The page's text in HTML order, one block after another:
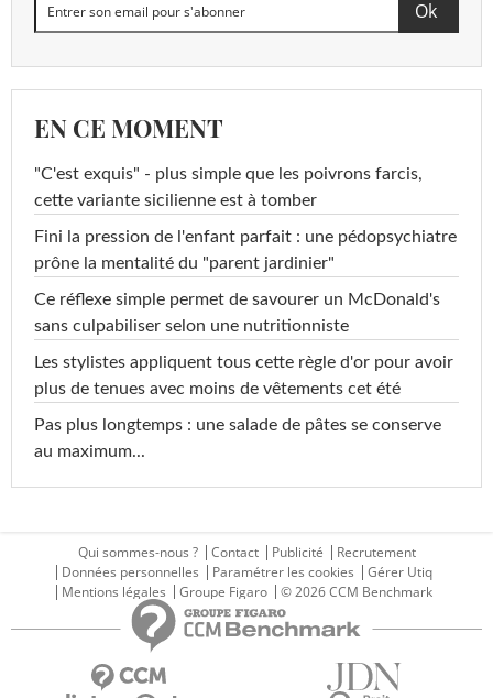
EN CE MOMENT
"C'est exquis" - plus simple que les poivrons farcis,
cette variante sicilienne est à tomber
Fini la pression de l'enfant parfait : une pédopsychiatre
prône la mentalité du "parent jardinier"
Ce réflexe simple permet de savourer un McDonald's
sans culpabiliser selon une nutritionniste
Les stylistes appliquent tous cette règle d'or pour avoir
plus de tenues avec moins de vêtements cet été
Pas plus longtemps : une salade de pâtes se conserve
au maximum...
Qui sommes-nous ? Contact Publicité
Recrutement
Données personnelles
Paramétrer les cookies
Gérer Utiq
Mentions légales
Groupe Figaro © 2026 CCM Benchmark